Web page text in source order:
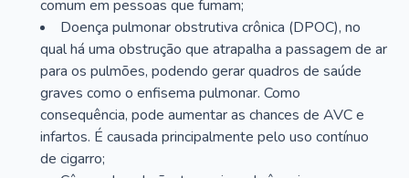
comum em pessoas que fumam;
Doença pulmonar obstrutiva crônica (DPOC), no
qual há uma obstrução que atrapalha a passagem de ar
para os pulmões, podendo gerar quadros de saúde
graves como o enfisema pulmonar. Como
consequência, pode aumentar as chances de AVC e
infartos. É causada principalmente pelo uso contínuo
de cigarro;